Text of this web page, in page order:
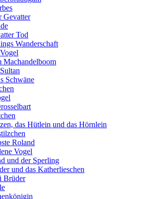
Gevatter
Tod
Wanderschaft
Machandelboom
Schwäne
das Hütlein und das Hörnlein
Roland
Vogel
und der Sperling
und das Katherlieschen
Brüder